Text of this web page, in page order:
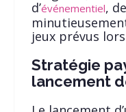
d’événementiel,
jeux prévus
Stratégie
lancement